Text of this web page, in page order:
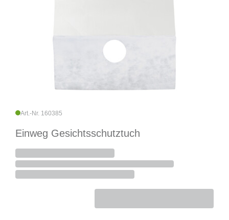
Art.-Nr. 160385
Einweg Gesichtsschutztuch